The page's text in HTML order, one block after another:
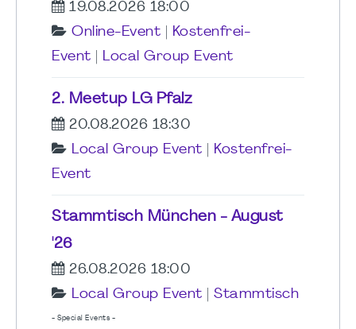
19.08.2026 18:00
Online-Event
Kostenfrei-
Event
Local Group Event
2. Meetup LG Pfalz
20.08.2026 18:30
Local Group Event
Kostenfrei-
Event
Stammtisch München - August
'26
26.08.2026 18:00
Local Group Event
Stammtisch
- Special Events -